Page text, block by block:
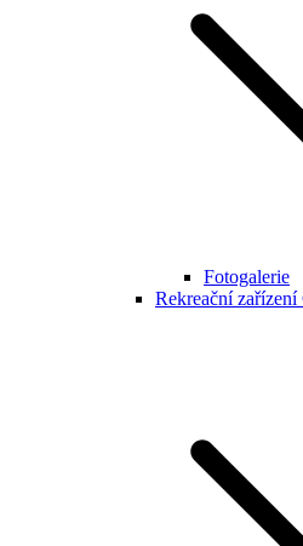
Fotogalerie
Rekreační